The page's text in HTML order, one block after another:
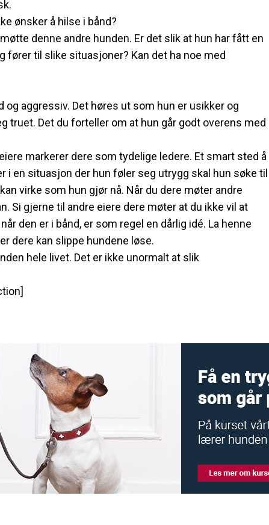
ønsker å hilse i bånd?
denne andre hunden. Er det slik at hun har fått en
til slike situasjoner? Kan det ha noe med
aggressiv. Det høres ut som hun er usikker og
truet. Det du forteller om at hun går godt overens med
markerer dere som tydelige ledere. Et smart sted å
i en situasjon der hun føler seg utrygg skal hun søke til
virke som hun gjør nå. Når du dere møter andre
Si gjerne til andre eiere dere møter at du ikke vil at
den er i bånd, er som regel en dårlig idé. La henne
dere kan slippe hundene løse.
hele livet. Det er ikke unormalt at slik